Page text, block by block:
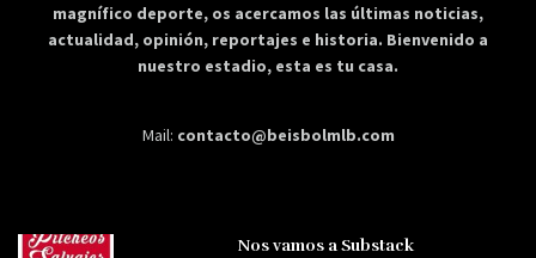
magnífico deporte, os acercamos las últimas noticias,
actualidad, opinión, reportajes e historia. Bienvenido a
nuestro estadio, esta es tu casa.
Mail: contacto@beisbolmlb.com
Nos vamos a Substack